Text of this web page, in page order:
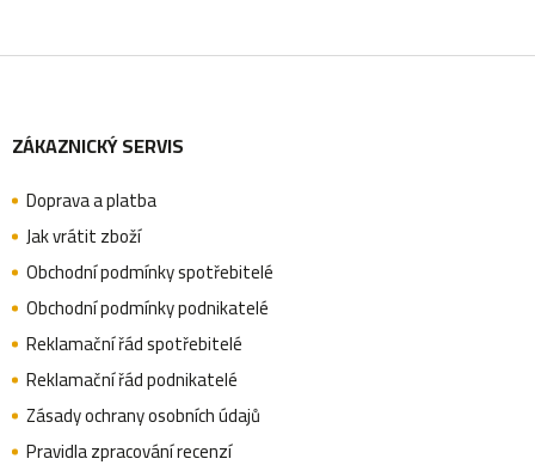
á
p
a
t
ZÁKAZNICKÝ SERVIS
Doprava a platba
Jak vrátit zboží
Obchodní podmínky spotřebitelé
Obchodní podmínky podnikatelé
Reklamační řád spotřebitelé
Reklamační řád podnikatelé
Zásady ochrany osobních údajů
Pravidla zpracování recenzí